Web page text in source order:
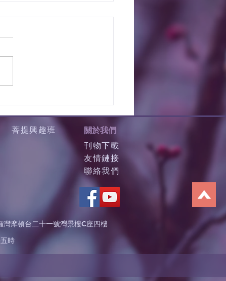
菩提興趣班
關於我們
刊物下載
友情鏈接
聯絡我們
灣摩頓台二十一號灣景樓C座四樓
時